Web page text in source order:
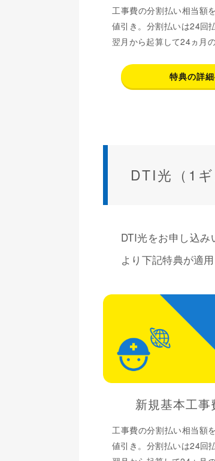
工事費の分割払い相当額
値引き。分割払いは24回
翌月から起算して24ヵ月
特典の詳
DTI光（1
DTI光をお申し込
より下記特典が適用
新規基本工事
工事費の分割払い相当額
値引き。分割払いは24回